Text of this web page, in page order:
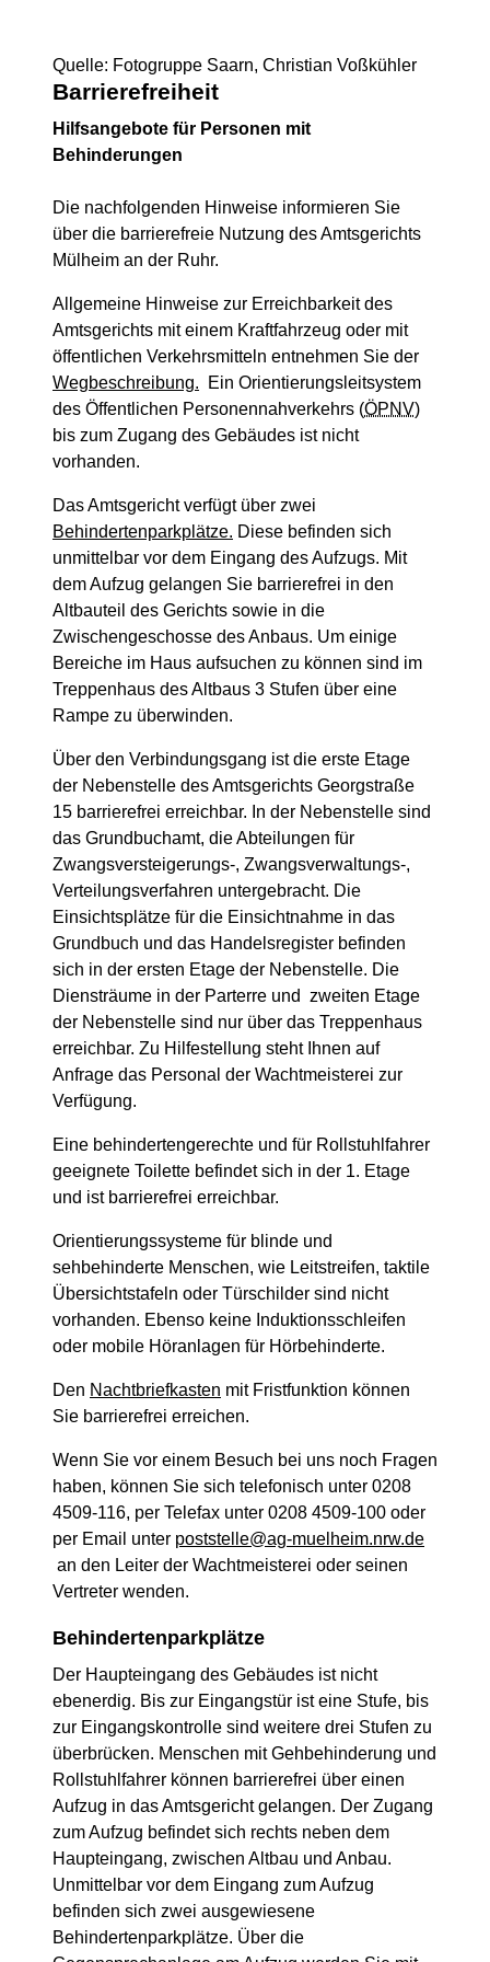
Quelle: Fotogruppe Saarn, Christian Voßkühler
Barrierefreiheit
Hilfsangebote für Personen mit
Behinderungen
Die nachfolgenden Hinweise informieren Sie
über die barrierefreie Nutzung des Amtsgerichts
Mülheim an der Ruhr.
Allgemeine Hinweise zur Erreichbarkeit des
Amtsgerichts mit einem Kraftfahrzeug oder mit
öffentlichen Verkehrsmitteln entnehmen Sie der
Wegbeschreibung. Ein Orientierungsleitsystem
des Öffentlichen Personennahverkehrs (ÖPNV)
bis zum Zugang des Gebäudes ist nicht
vorhanden.
Das Amtsgericht verfügt über zwei
Behindertenparkplätze. Diese befinden sich
unmittelbar vor dem Eingang des Aufzugs. Mit
dem Aufzug gelangen Sie barrierefrei in den
Altbauteil des Gerichts sowie in die
Zwischengeschosse des Anbaus. Um einige
Bereiche im Haus aufsuchen zu können sind im
Treppenhaus des Altbaus 3 Stufen über eine
Rampe zu überwinden.
Über den Verbindungsgang ist die erste Etage
der Nebenstelle des Amtsgerichts Georgstraße
15 barrierefrei erreichbar. In der Nebenstelle sind
das Grundbuchamt, die Abteilungen für
Zwangsversteigerungs-, Zwangsverwaltungs-,
Verteilungsverfahren untergebracht. Die
Einsichtsplätze für die Einsichtnahme in das
Grundbuch und das Handelsregister befinden
sich in der ersten Etage der Nebenstelle. Die
Diensträume in der Parterre und zweiten Etage
der Nebenstelle sind nur über das Treppenhaus
erreichbar. Zu Hilfestellung steht Ihnen auf
Anfrage das Personal der Wachtmeisterei zur
Verfügung.
Eine behindertengerechte und für Rollstuhlfahrer
geeignete Toilette befindet sich in der 1. Etage
und ist barrierefrei erreichbar.
Orientierungssysteme für blinde und
sehbehinderte Menschen, wie Leitstreifen, taktile
Übersichtstafeln oder Türschilder sind nicht
vorhanden. Ebenso keine Induktionsschleifen
oder mobile Höranlagen für Hörbehinderte.
Den Nachtbriefkasten mit Fristfunktion können
Sie barrierefrei erreichen.
Wenn Sie vor einem Besuch bei uns noch Fragen
haben, können Sie sich telefonisch unter 0208
4509-116, per Telefax unter 0208 4509-100 oder
per Email unter poststelle@ag-muelheim.nrw.de
an den Leiter der Wachtmeisterei oder seinen
Vertreter wenden.
Behindertenparkplätze
Der Haupteingang des Gebäudes ist nicht
ebenerdig. Bis zur Eingangstür ist eine Stufe, bis
zur Eingangskontrolle sind weitere drei Stufen zu
überbrücken. Menschen mit Gehbehinderung und
Rollstuhlfahrer können barrierefrei über einen
Aufzug in das Amtsgericht gelangen. Der Zugang
zum Aufzug befindet sich rechts neben dem
Haupteingang, zwischen Altbau und Anbau.
Unmittelbar vor dem Eingang zum Aufzug
befinden sich zwei ausgewiesene
Behindertenparkplätze. Über die